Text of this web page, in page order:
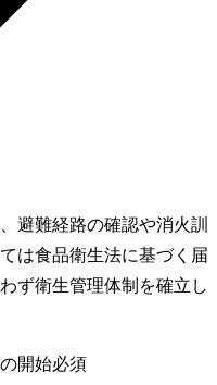
避難経路の確認や消火訓
は食品衛生法に基づく届
ず衛生管理体制を確立し
開始必須